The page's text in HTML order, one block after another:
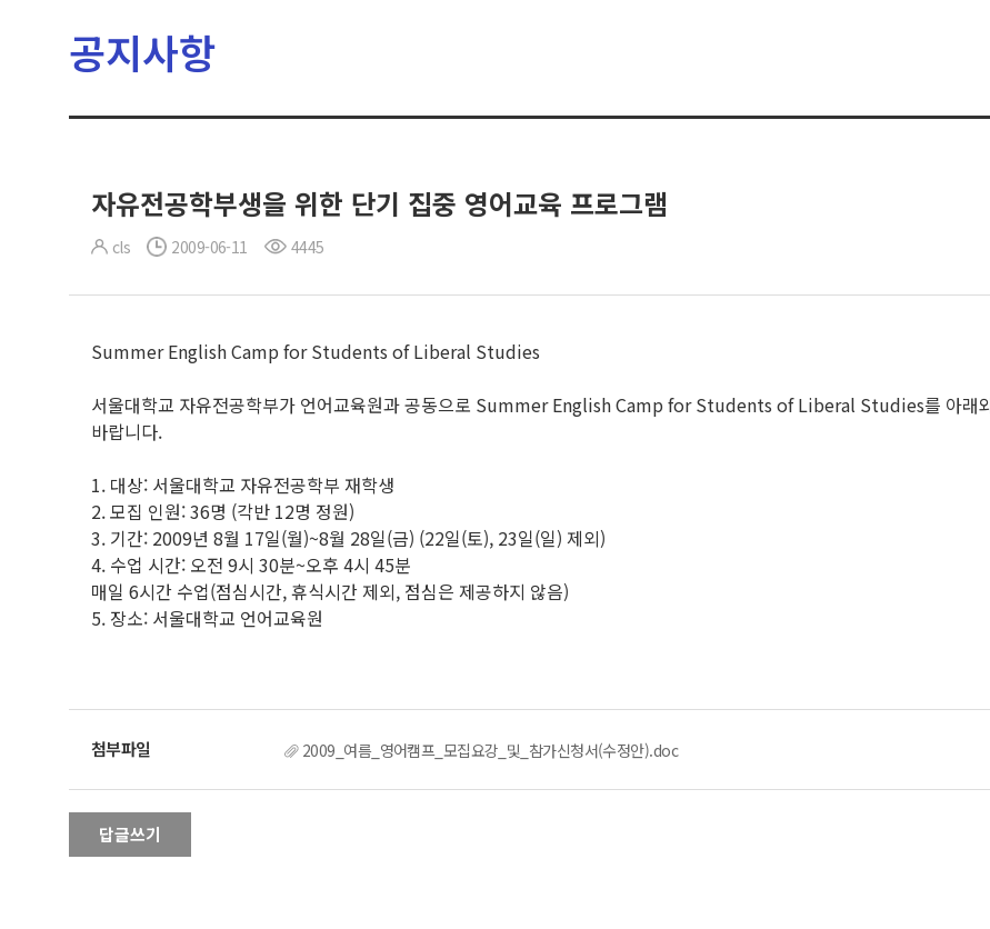
공지사항
자유전공학부생을 위한 단기 집중 영어교육 프로그램
cls 2009-06-11 4445
Summer English Camp for Students of Liberal Studies
서울대학교 자유전공학부가 언어교육원과 공동으로 Summer English Camp for Students of Liberal Studies를 아래
바랍니다.
1. 대상: 서울대학교 자유전공학부 재학생
2. 모집 인원: 36명 (각반 12명 정원)
3. 기간: 2009년 8월 17일(월)~8월 28일(금) (22일(토), 23일(일) 제외)
4. 수업 시간: 오전 9시 30분~오후 4시 45분
매일 6시간 수업(점심시간, 휴식시간 제외, 점심은 제공하지 않음)
5. 장소: 서울대학교 언어교육원
2009_여름_영어캠프_모집요강_및_참가신청서(수정안).doc
답글쓰기